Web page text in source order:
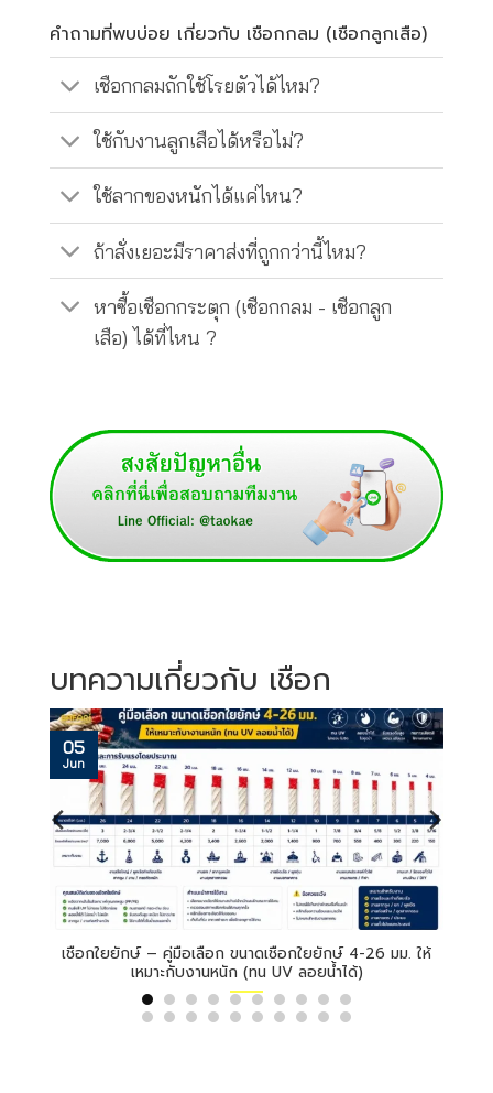
คำถามที่พบบ่อย เกี่ยวกับ เชือกกลม (เชือกลูกเสือ)
เชือกกลมถักใช้โรยตัวได้ไหม?
ใช้กับงานลูกเสือได้หรือไม่?
ใช้ลากของหนักได้แค่ไหน?
ถ้าสั่งเยอะมีราคาส่งที่ถูกกว่านี้ไหม?
หาซื้อเชือกกระตุก (เชือกกลม - เชือกลูก
เสือ) ได้ที่ไหน ?
บทความเกี่ยวกับ เชือก
ป้องกันขโมยขึ้นบ้านช่วงสงกรานต์! Complete Guide ใช้
สแลน และ มุ้ง 2 สี พรางตาขโมย-กันสัตว์ร้ายเข้าบ้าน
26
Mar